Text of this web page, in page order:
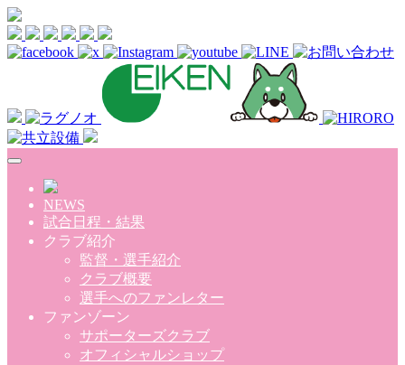
Skip to main content
NEWS
試合日程・結果
クラブ紹介
監督・選手紹介
クラブ概要
選手へのファンレター
ファンゾーン
サポーターズクラブ
オフィシャルショップ